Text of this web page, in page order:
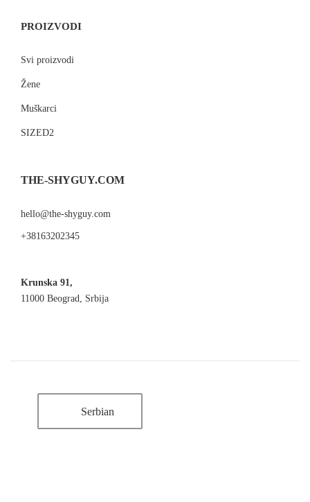
PROIZVODI
Svi proizvodi
Žene
Muškarci
SIZED2
THE-SHYGUY.COM
hello@the-shyguy.com
+38163202345
Krunska 91,
11000 Beograd, Srbija
Serbian